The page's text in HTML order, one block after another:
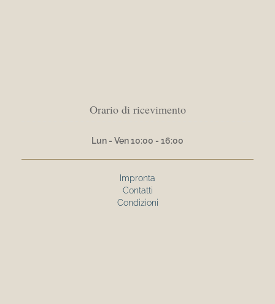
Orario di ricevimento
Lun - Ven 10:00 - 16:00
Impronta
Contatti
Condizioni